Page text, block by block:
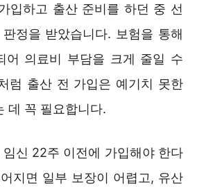
입하고 출산 준비를 하던 중 선
정을 받았습니다. 보험을 통해
어 의료비 부담을 크게 줄일 수
럼 출산 전 가입은 예기치 못한
데 꼭 필요합니다.
임신 22주 이전에 가입해야 한다
지면 일부 보장이 어렵고, 유산